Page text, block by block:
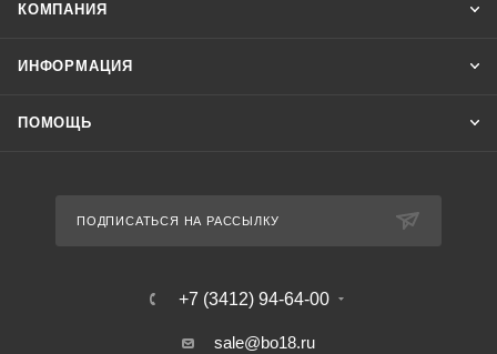
КОМПАНИЯ
ИНФОРМАЦИЯ
ПОМОЩЬ
ПОДПИСАТЬСЯ НА РАССЫЛКУ
+7 (3412) 94-64-00
sale@bo18.ru